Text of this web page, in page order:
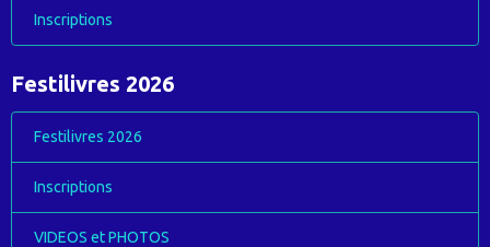
Inscriptions
Festilivres 2026
Festilivres 2026
Inscriptions
VIDEOS et PHOTOS